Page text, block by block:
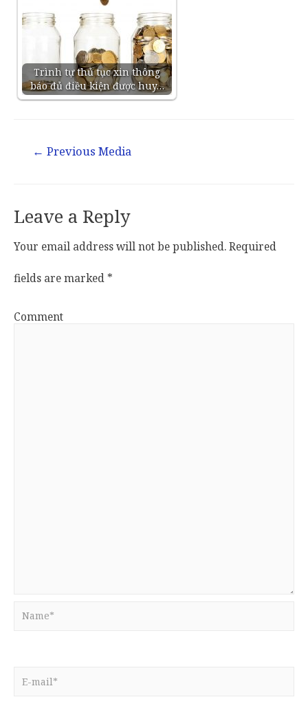
Trình tự thủ tục xin thông
báo đủ điều kiện được huy…
← Previous Media
Leave a Reply
Your email address will not be published.Required
fields are marked *
Comment